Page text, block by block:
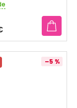
–5 %